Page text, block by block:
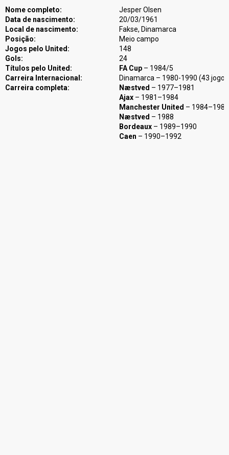
Nome completo:
Jesper Olsen
Data de nascimento:
20/03/1961
Local de nascimento:
Fakse, Dinamarca
Posição:
Meio campo
Jogos pelo United:
148
Gols:
24
Títulos pelo United:
FA Cup – 1984/5
Carreira Internacional:
Dinamarca – 1980-1990 (43
Carreira completa:
Næstved – 1977–1981
Ajax – 1981–1984
Manchester United – 1984–1988
Næstved – 1988
Bordeaux – 1989–1990
Caen – 1990–1992